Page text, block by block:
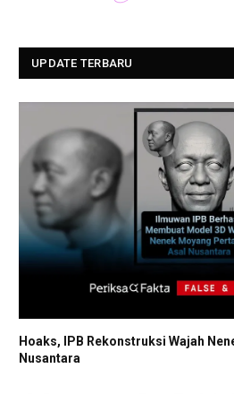
UPDATE TERBARU
Hoaks, IPB Rekonstruksi Wajah
Nusantara